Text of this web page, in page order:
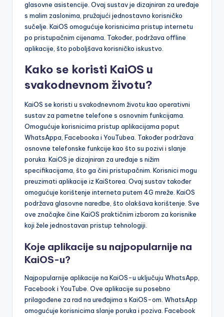
glasovne asistencije. Ovaj sustav je dizajniran za uređaje
s malim zaslonima, pružajući jednostavno korisničko
sučelje. KaiOS omogućuje korisnicima pristup internetu
po pristupačnim cijenama. Također, podržava offline
aplikacije, što poboljšava korisničko iskustvo.
Kako se koristi KaiOS u
svakodnevnom životu?
KaiOS se koristi u svakodnevnom životu kao operativni
sustav za pametne telefone s osnovnim funkcijama.
Omogućuje korisnicima pristup aplikacijama poput
WhatsAppa, Facebooka i YouTubea. Također podržava
osnovne telefonske funkcije kao što su pozivi i slanje
poruka. KaiOS je dizajniran za uređaje s nižim
specifikacijama, što ga čini pristupačnim. Korisnici mogu
preuzimati aplikacije iz KaiStorea. Ovaj sustav također
omogućuje korištenje interneta putem 4G mreže. KaiOS
podržava glasovne naredbe, što olakšava korištenje. Sve
ove značajke čine KaiOS praktičnim izborom za korisnike
koji žele jednostavan pristup tehnologiji.
Koje aplikacije su najpopularnije na
KaiOS-u?
Najpopularnije aplikacije na KaiOS-u uključuju WhatsApp,
Facebook i YouTube. Ove aplikacije su posebno
prilagođene za rad na uređajima s KaiOS-om. WhatsApp
omogućuje korisnicima slanje poruka i poziva. Facebook